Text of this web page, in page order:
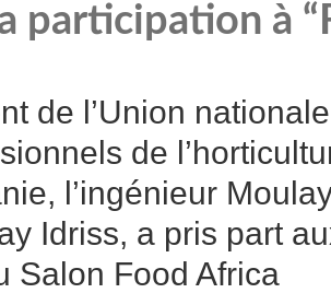
participation à
de l’Union nationale
de
l’ingénieur
Idriss, a pris part
Salon Food Africa